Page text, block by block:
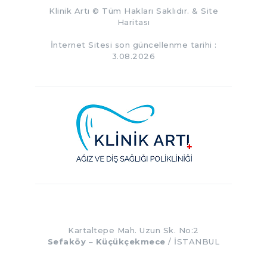
Klinik Artı © Tüm Hakları Saklıdır. & Site
Haritası
İnternet Sitesi son güncellenme tarihi :
3.08.2026
Kartaltepe Mah. Uzun Sk. No:2
Sefaköy – Küçükçekmece/ İSTANBUL